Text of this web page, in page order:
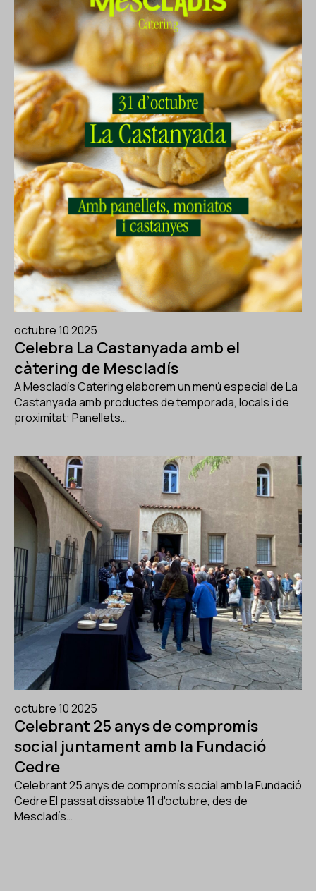
octubre 10 2025
Celebra La Castanyada amb el
càtering de Mescladís
A Mescladís Catering elaborem un menú especial de La
Castanyada amb productes de temporada, locals i de
proximitat: Panellets…
octubre 10 2025
Celebrant 25 anys de compromís
social juntament amb la Fundació
Cedre
Celebrant 25 anys de compromís social amb la Fundació
Cedre El passat dissabte 11 d'octubre, des de
Mescladís…